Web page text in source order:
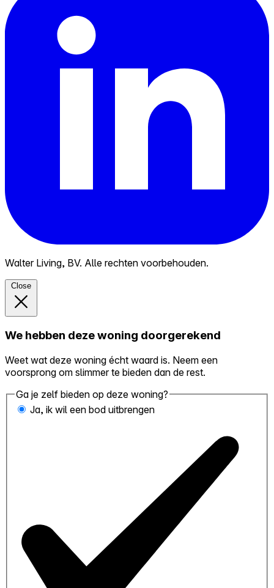
Walter Living, BV. Alle rechten voorbehouden.
Close
We hebben deze woning doorgerekend
Weet wat deze woning écht waard is. Neem een
voorsprong om slimmer te bieden dan de rest.
Ga je zelf bieden op deze woning?
Ja, ik wil een bod uitbrengen